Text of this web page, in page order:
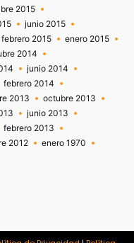
2015
junio 2015
febrero 2015
enero 2015
2014
junio 2014
febrero 2014
2013
octubre 2013
junio 2013
febrero 2013
2012
enero 1970